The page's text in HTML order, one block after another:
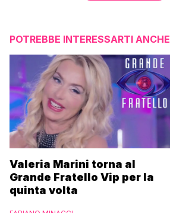
POTREBBE INTERESSARTI ANCHE
Valeria Marini torna al
Grande Fratello Vip per la
quinta volta